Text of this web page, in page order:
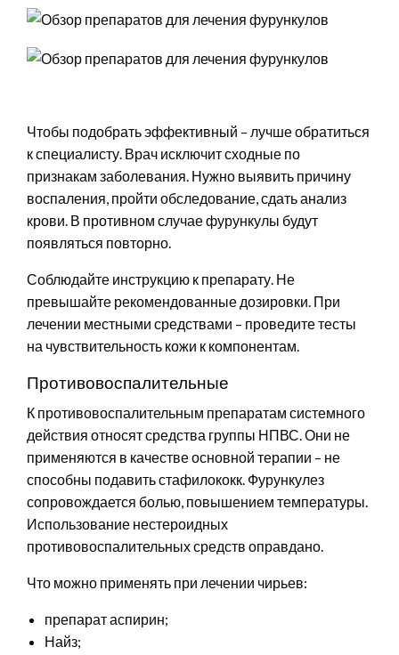
Чтобы подобрать эффективный – лучше обратиться
к специалисту. Врач исключит сходные по
признакам заболевания. Нужно выявить причину
воспаления, пройти обследование, сдать анализ
крови. В противном случае фурункулы будут
появляться повторно.
Соблюдайте инструкцию к препарату. Не
превышайте рекомендованные дозировки. При
лечении местными средствами – проведите тесты
на чувствительность кожи к компонентам.
Противовоспалительные
К противовоспалительным препаратам системного
действия относят средства группы НПВС. Они не
применяются в качестве основной терапии – не
способны подавить стафилококк. Фурункулез
сопровождается болью, повышением температуры.
Использование нестероидных
противовоспалительных средств оправдано.
Что можно применять при лечении чирьев:
препарат аспирин;
Найз;